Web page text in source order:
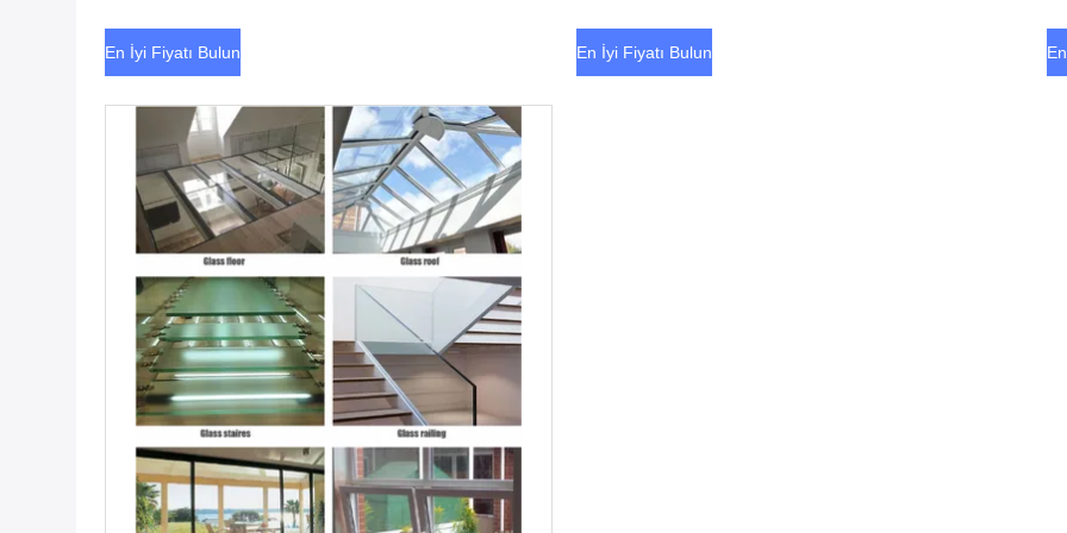
En İyi Fiyatı Bulun En İyi Fiyatı Bulun